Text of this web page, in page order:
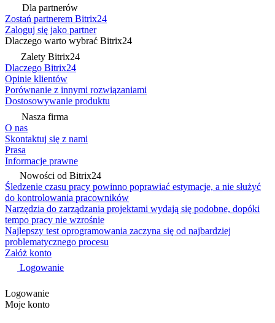
Dla partnerów
Zostań partnerem Bitrix24
Zaloguj się jako partner
Dlaczego warto wybrać Bitrix24
Zalety Bitrix24
Dlaczego Bitrix24
Opinie klientów
Porównanie z innymi rozwiązaniami
Dostosowywanie produktu
Nasza firma
O nas
Skontaktuj się z nami
Prasa
Informacje prawne
Nowości od Bitrix24
Śledzenie czasu pracy powinno poprawiać estymacje, a nie służyć
do kontrolowania pracowników
Narzędzia do zarządzania projektami wydają się podobne, dopóki
tempo pracy nie wzrośnie
Najlepszy test oprogramowania zaczyna się od najbardziej
problematycznego procesu
Załóż konto
Logowanie
Logowanie
Moje konto